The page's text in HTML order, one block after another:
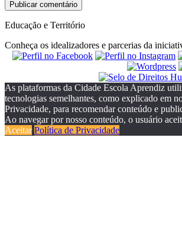
Educação e Território
Conheça os idealizadores e parcerias da
As plataformas da Cidade Escola Aprendiz
tecnologias semelhantes, como explicado em
Privacidade, para recomendar conteúdo e
Ao navegar por nosso conteúdo, o usuário
Aceitar Política de Privacidade